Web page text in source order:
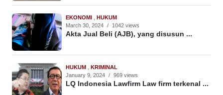
EKONOMI
HUKUM
March 30, 2024 / 1042 views
Akta Jual Beli (AJB), yang disusun ...
HUKUM
KRIMINAL
January 9, 2024 / 969 views
LQ Indonesia Lawfirm Law firm terkenal ...